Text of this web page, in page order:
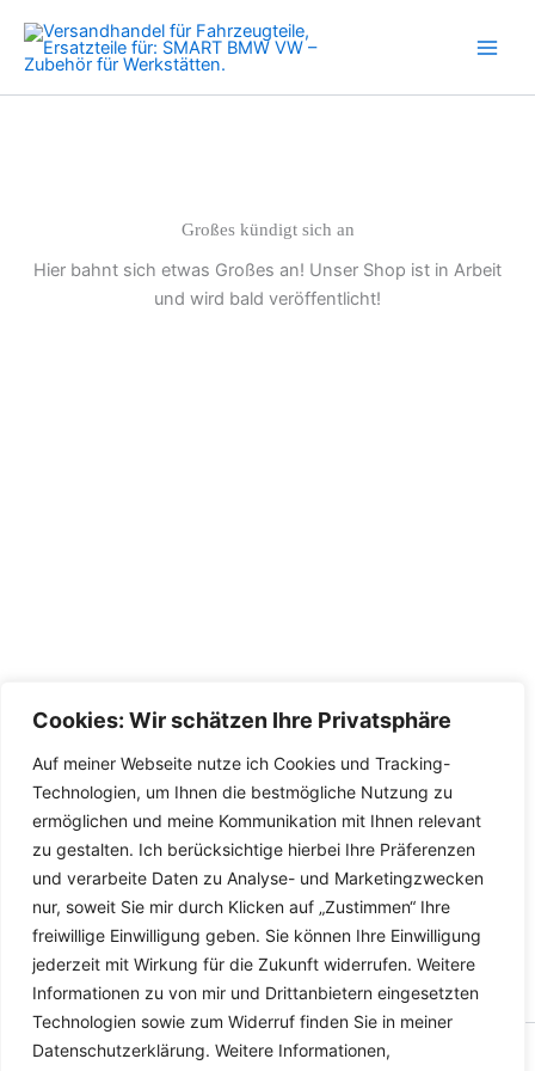
Cookies: Wir schätzen Ihre Privatsphäre
Auf meiner Webseite nutze ich Cookies und Tracking-
Technologien, um Ihnen die bestmögliche Nutzung zu
ermöglichen und meine Kommunikation mit Ihnen relevant
zu gestalten. Ich berücksichtige hierbei Ihre Präferenzen
und verarbeite Daten zu Analyse- und Marketingzwecken
nur, soweit Sie mir durch Klicken auf „Zustimmen“ Ihre
freiwillige Einwilligung geben. Sie können Ihre Einwilligung
jederzeit mit Wirkung für die Zukunft widerrufen. Weitere
Informationen zu von mir und Drittanbietern eingesetzten
Technologien sowie zum Widerruf finden Sie in meiner
Datenschutzerklärung. Weitere Informationen,
Inhalt
springen
Großes kündigt sich an
Hier bahnt sich etwas Großes an! Unser Shop ist in Arbeit
und wird bald veröffentlicht!
Copyright © 2026 Versandhandel für Fahrzeugteile, Ersatzteile